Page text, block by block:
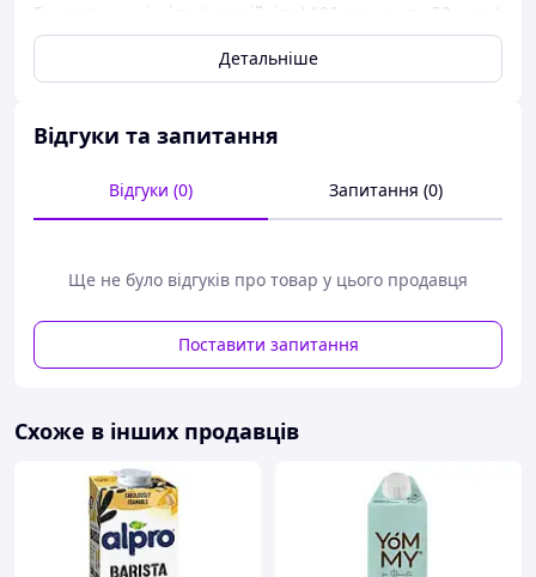
Енергетична цінність (калорійність) 100 г продукту: 53
223 кДж.
Харчова (поживна) цінність 100 г продукту:
Термін придатності: 10 днів за температури від
Детальніше
Відгуки та запитання
Відгуки (0) Запитання (0)
Ще не було відгуків про товар у цього продавця
Поставити запитання
Схоже в інших продавців